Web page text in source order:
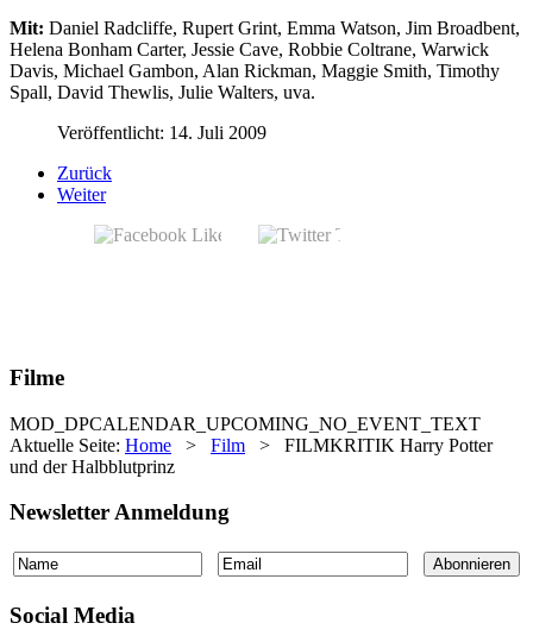
Mit: Daniel Radcliffe, Rupert Grint, Emma Watson, Jim Broadbent,
Helena Bonham Carter, Jessie Cave, Robbie Coltrane, Warwick
Davis, Michael Gambon, Alan Rickman, Maggie Smith, Timothy
Spall, David Thewlis, Julie Walters, uva.
Veröffentlicht: 14. Juli 2009
Zurück
Weiter
Filme
MOD_DPCALENDAR_UPCOMING_NO_EVENT_TEXT
Aktuelle Seite: Home > Film > FILMKRITIK Harry Potter
und der Halbblutprinz
Newsletter Anmeldung
Social Media